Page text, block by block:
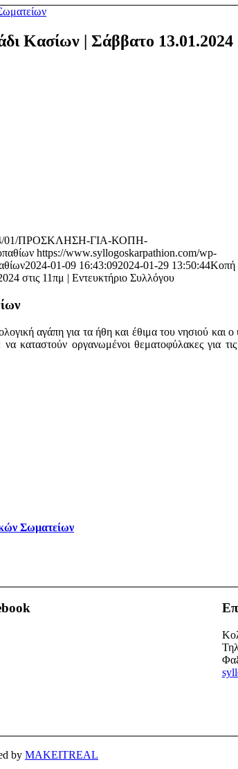
Κασίων | Σάββατο 13.01.2024
01/ΠΡΟΣΚΛΗΣΗ-ΓΙΑ-ΚΟΠΗ-
https://www.syllogoskarpathion.com/wp-
2024-01-09 16:43:092024-01-29 13:50:44Κοπή
στις 11πμ | Εντευκτήριο Συλλόγου
αγάπη για τα ήθη και έθιμα του νησιού και ο
καταστούν οργανωμένοι θεματοφύλακες για
Σωματείων
by MAKEITREAL